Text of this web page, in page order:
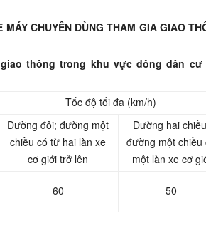
CHUYÊN DÙNG THAM GIA GIAO
thông trong khu vực đông dân cư
Tốc độ tối đa (km/h)
Đường đôi; đường một
chiều có từ hai làn xe
cơ giới trở lên
Đường hai
đường một chiều
một làn xe cơ
60 50